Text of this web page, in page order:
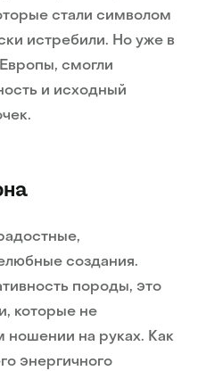
стали символом
истребили. Но уже в
смогли
и исходный
создания.
породы, это
которые не
ношении на руках. Как
энергичного